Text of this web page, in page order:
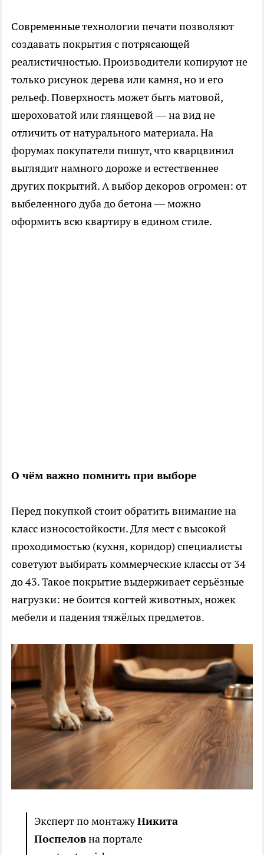
Современные технологии печати позволяют
создавать покрытия с потрясающей
реалистичностью. Производители копируют не
только рисунок дерева или камня, но и его
рельеф. Поверхность может быть матовой,
шероховатой или глянцевой — на вид не
отличить от натурального материала. На
форумах покупатели пишут, что кварцвинил
выглядит намного дороже и естественнее
других покрытий. А выбор декоров огромен: от
выбеленного дуба до бетона — можно
оформить всю квартиру в едином стиле.
О чём важно помнить при выборе
Перед покупкой стоит обратить внимание на
класс износостойкости. Для мест с высокой
проходимостью (кухня, коридор) специалисты
советуют выбирать коммерческие классы от 34
до 43. Такое покрытие выдерживает серьёзные
нагрузки: не боится когтей животных, ножек
мебели и падения тяжёлых предметов.
Эксперт по монтажуНикита
Поспеловна портале